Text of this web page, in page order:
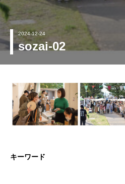
2024-12-24
sozai-02
キーワード